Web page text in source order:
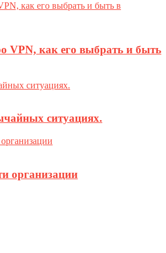
VPN, как его выбрать и быть
ситуациях.
организации